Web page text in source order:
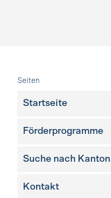
Fusszeile
Seiten
Startseite
Förderprogramme
Suche nach Kanton
weitere Seiten
Kontakt